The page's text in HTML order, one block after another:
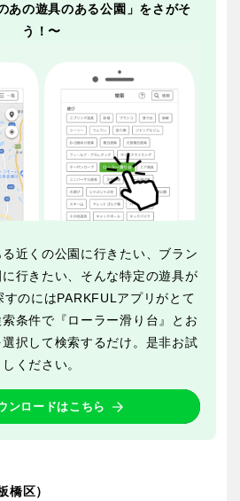
富山
福井
長野
静岡
イベント
地域で探す
あの遊具のある公園」をさがそ
う！〜
近くの公園に行きたい、ブラン
行きたい、そんな特定の遊具が
のにはPARKFULアプリがとて
条件で『ローラー滑り台』とお
択して検索するだけ。是非お試
しください。
ンロードはこちら
橋区）